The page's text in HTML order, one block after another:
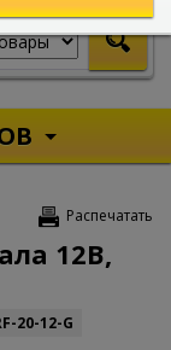
Распечатать
12В,
20-12-G